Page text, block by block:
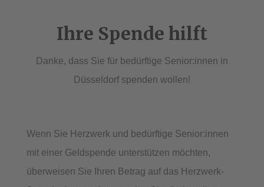
Ihre Spende hilft
Danke, dass Sie für bedürftige Senior:innen in
Düsseldorf spenden wollen!
Wenn Sie Herzwerk und bedürftige Senior:innen
mit einer Geldspende unterstützen möchten,
überweisen Sie Ihren Betrag auf das Herzwerk-